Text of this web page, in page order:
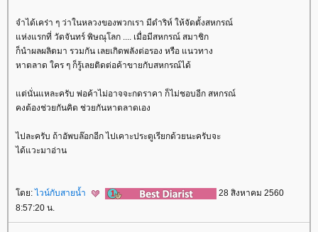
จำได้เคร่า ๆ ว่าในหลวงของพวกเรา มีดำริห์ ให้จัดตั้งสหกรณ์
ห่งแรกที่ วัดจันทร์ พิษณุโลก .... เมื่อมีสหกรณ์ สมาชิก
ก็นำผลผลิตมา รวมกัน เลยเกิดพลังต่อรอง หรือ แนวทาง
หาตลาด ใคร ๆ ก็รู้เลยติดต่อค้าขายกับสหกรณ์ได้
ต่นั่นแหละครับ พ่อค้าไม่อาจจะกดราคา ก็ไม่ชอบอีก สหกรณ์
คงต้องช่วยกันคิด ช่วยกันหาตลาดเอง
ไปละครับ ถ้าอัพบล๊อกอีก ไปเคาะประตูเรียกด้วยนะครับจะ
ได้แวะมาอ่าน
ดย: ไวน์กับสายน้ำ
28 สิงหาคม 2560
8:57:20 น.